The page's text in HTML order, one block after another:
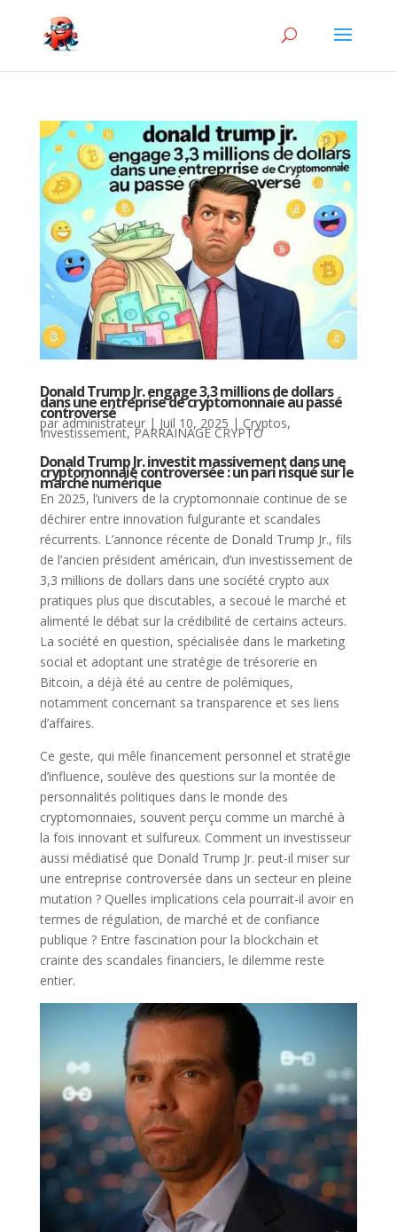
Donald Trump Jr. engage 3,3 millions de dollars
dans une entreprise de cryptomonnaie au passé
controversé
paradministrateur| Juil 10, 2025 | Cryptos,
Investissement,PARRAINAGE CRYPTO
Donald Trump Jr. investit massivement dans une
cryptomonnaie controversée : un pari risqué sur le
marché numérique
En 2025, l’univers de la cryptomonnaie continue de se
déchirer entre innovation fulgurante et scandales
récurrents. L’annonce récente de Donald Trump Jr., fils
de l’ancien président américain, d’un investissement de
3,3 millions de dollars dans une société crypto aux
pratiques plus que discutables, a secoué le marché et
alimenté le débat sur la crédibilité de certains acteurs.
La société en question, spécialisée dans le marketing
social et adoptant une stratégie de trésorerie en
Bitcoin, a déjà été au centre de polémiques,
notamment concernant sa transparence et ses liens
d’affaires.
Ce geste, qui mêle financement personnel et stratégie
d’influence, soulève des questions sur la montée de
personnalités politiques dans le monde des
cryptomonnaies, souvent perçu comme un marché à
la fois innovant et sulfureux. Comment un investisseur
aussi médiatisé que Donald Trump Jr. peut-il miser sur
une entreprise controversée dans un secteur en pleine
mutation ? Quelles implications cela pourrait-il avoir en
termes de régulation, de marché et de confiance
publique ? Entre fascination pour la blockchain et
crainte des scandales financiers, le dilemme reste
entier.